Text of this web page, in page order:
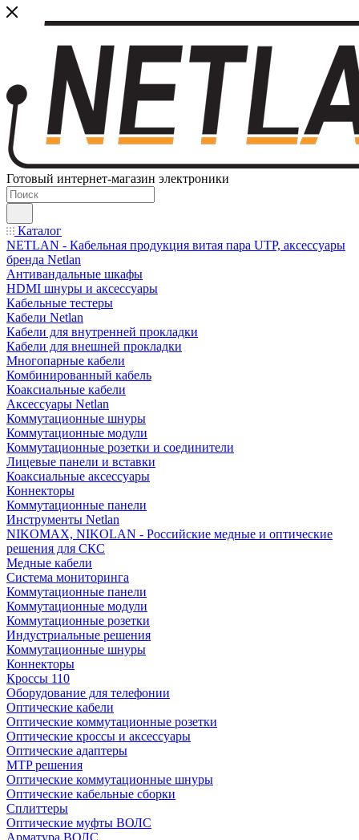
Готовый интернет-магазин электроники
Каталог
NETLAN - Кабельная продукция витая пара UTP, аксессуары
бренда Netlan
Антивандальные шкафы
HDMI шнуры и аксессуары
Кабельные тестеры
Кабели Netlan
Кабели для внутренней прокладки
Кабели для внешней прокладки
Многопарные кабели
Комбинированный кабель
Коаксиальные кабели
Аксессуары Netlan
Коммутационные шнуры
Коммутационные модули
Коммутационные розетки и соединители
Лицевые панели и вставки
Коаксиальные аксессуары
Коннекторы
Коммутационные панели
Инструменты Netlan
NIKOMAX, NIKOLAN - Российские медные и оптические
решения для СКС
Медные кабели
Система мониторинга
Коммутационные панели
Коммутационные модули
Коммутационные розетки
Индустриальные решения
Коммутационные шнуры
Коннекторы
Кроссы 110
Оборудование для телефонии
Оптические кабели
Оптические коммутационные розетки
Оптические кроссы и аксессуары
Оптические адаптеры
MTP решения
Оптические коммутационные шнуры
Оптические кабельные сборки
Сплиттеры
Оптические муфты ВОЛС
Арматура ВОЛС